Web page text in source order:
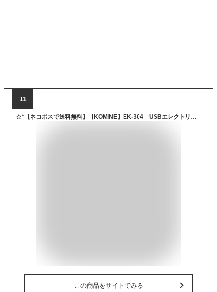
11
☆*【ネコポスで送料無料】【KOMINE】EK-304 USBエレクトリックネックウォーマー 電熱 秋冬 インナー 冬用 防寒 大きいサイズ コミネ【バイク用品】
この商品をサイトでみる